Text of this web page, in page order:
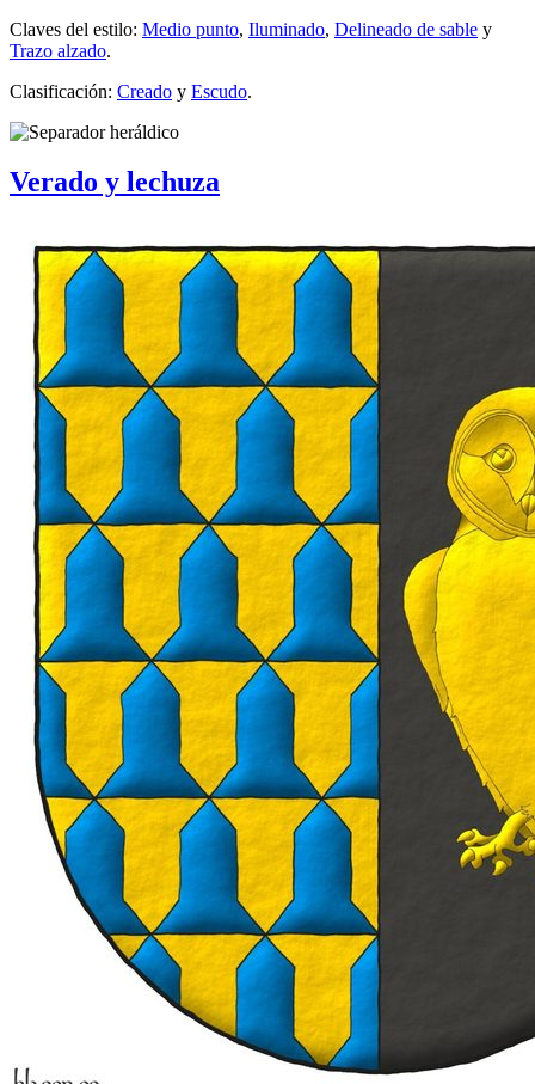
Claves del estilo: Medio punto, Iluminado, Delineado de sable y
Trazo alzado.
Clasificación: Creado y Escudo.
Verado y lechuza